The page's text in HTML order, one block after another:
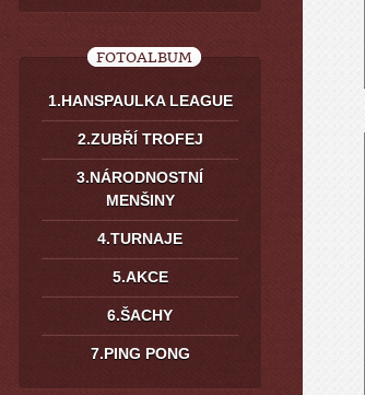
FOTOALBUM
1.HANSPAULKA LEAGUE
2.ZUBŘÍ TROFEJ
3.NÁRODNOSTNÍ
MENŠINY
4.TURNAJE
5.AKCE
6.ŠACHY
7.PING PONG